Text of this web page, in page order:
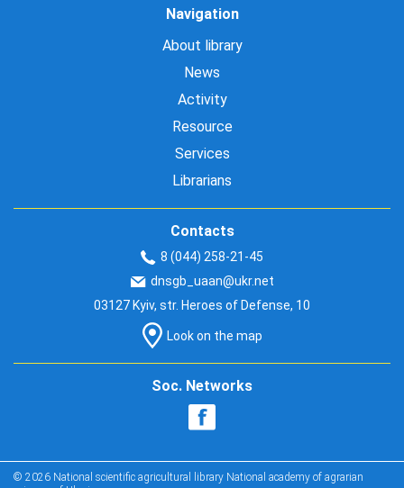
Navigation
About library
News
Activity
Resource
Services
Librarians
Contacts
8 (044) 258-21-45
dnsgb_uaan@ukr.net
03127 Kyiv, str. Heroes of Defense, 10
Look on the map
Soc. Networks
© 2026 National scientific agricultural library National academy of agrarian